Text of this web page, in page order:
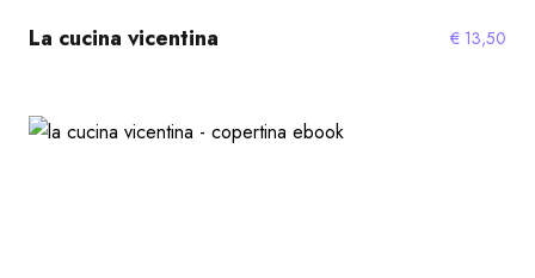
La cucina vicentina € 13,50